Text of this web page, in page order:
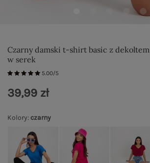
Czarny damski t-shirt basic z dekoltem
w serek
5.00/5
Kolory: czarny
39,99 zł